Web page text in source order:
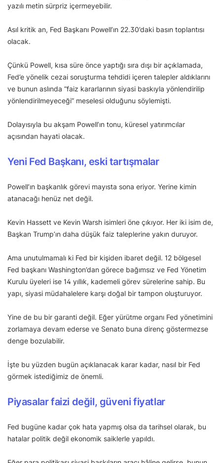
yazılı metin sürpriz içermeyebilir.
Asıl kritik an, Fed Başkanı Powell’ın 22.30’daki basın toplantısı
olacak.
Çünkü Powell, kısa süre önce yaptığı sıra dışı bir açıklamada,
Fed’e yönelik cezai soruşturma tehdidi içeren talepler aldıklarını
ve bunun aslında “faiz kararlarının siyasi baskıyla yönlendirilip
yönlendirilmeyeceği” meselesi olduğunu söylemişti.
Dolayısıyla bu akşam Powell’ın tonu, küresel yatırımcılar
açısından hayati olacak.
Yeni Fed Başkanı, eski tartışmalar
Powell’ın başkanlık görevi mayısta sona eriyor. Yerine kimin
atanacağı henüz net değil.
Kevin Hassett ve Kevin Warsh isimleri öne çıkıyor. Her iki isim de,
Başkan Trump’ın daha düşük faiz taleplerine yakın duruyor.
Ama unutulmamalı ki Fed bir kişiden ibaret değil. 12 bölgesel
Fed başkanı Washington’dan görece bağımsız ve Fed Yönetim
Kurulu üyeleri ise 14 yıllık, kademeli görev sürelerine sahip. Bu
yapı, siyasi müdahalelere karşı doğal bir tampon oluşturuyor.
Yine de bu bir garanti değil. Eğer yürütme organı Fed yönetimini
zorlamaya devam ederse ve Senato buna direnç göstermezse
denge bozulabilir.
İşte bu yüzden bugün açıklanacak karar kadar, nasıl bir Fed
görmek istediğimiz de önemli.
Piyasalar faizi değil, güveni fiyatlar
Fed bugüne kadar çok hata yapmış olsa da tarihsel olarak, bu
hatalar politik değil ekonomik saiklerle yapıldı.